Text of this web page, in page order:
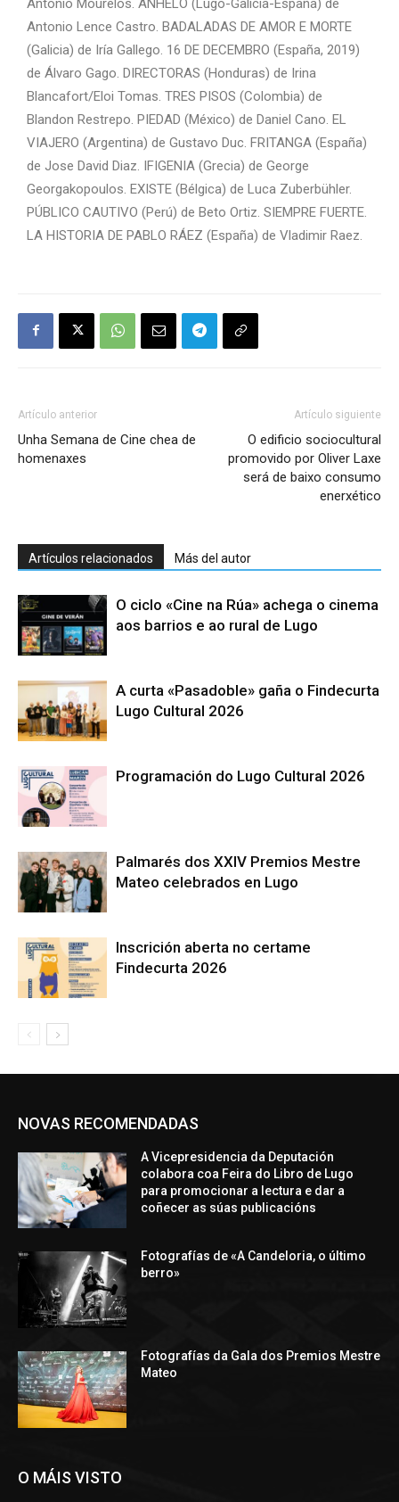
Antonio Lence Castro. BADALADAS DE AMOR E MORTE
(Galicia) de Iría Gallego. 16 DE DECEMBRO (España, 2019)
de Álvaro Gago. DIRECTORAS (Honduras) de Irina
Blancafort/Eloi Tomas. TRES PISOS (Colombia) de
Blandon Restrepo. PIEDAD (México) de Daniel Cano. EL
VIAJERO (Argentina) de Gustavo Duc. FRITANGA (España)
de Jose David Diaz. IFIGENIA (Grecia) de George
Georgakopoulos. EXISTE (Bélgica) de Luca Zuberbühler.
PÚBLICO CAUTIVO (Perú) de Beto Ortiz. SIEMPRE FUERTE.
LA HISTORIA DE PABLO RÁEZ (España) de Vladimir Raez.
Artículo anterior
Unha Semana de Cine chea de
homenaxes
Artículo siguiente
O edificio sociocultural
promovido por Oliver Laxe
será de baixo consumo
enerxético
Artículos relacionados Más del autor
O ciclo «Cine na Rúa» achega o cinema
aos barrios e ao rural de Lugo
A curta «Pasadoble» gaña o Findecurta
Lugo Cultural 2026
Programación do Lugo Cultural 2026
Palmarés dos XXIV Premios Mestre
Mateo celebrados en Lugo
Inscrición aberta no certame
Findecurta 2026
NOVAS RECOMENDADAS
A Vicepresidencia da Deputación
colabora coa Feira do Libro de Lugo
para promocionar a lectura e dar a
coñecer as súas publicacións
Fotografías de «A Candeloria, o último
berro»
Fotografías da Gala dos Premios Mestre
Mateo
O MÁIS VISTO